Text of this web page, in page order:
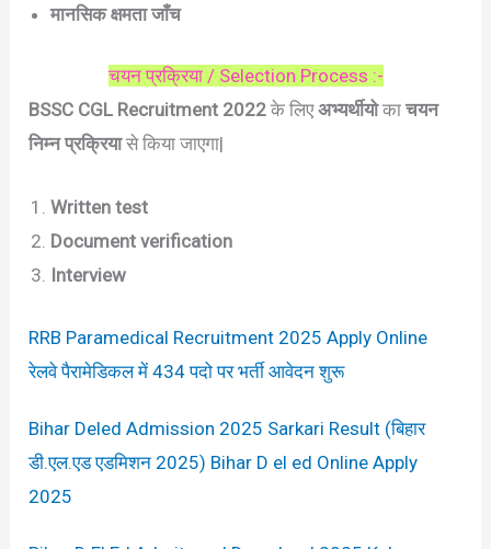
मानसिक क्षमता जाँच
चयन प्रक्रिया / Selection Process :-
BSSC CGL Recruitment 2022 के लिएअभ्यर्थीयोकाचयन
निम्न प्रक्रियासे किया जाएगा|
Written test
Document verification
Interview
RRB Paramedical Recruitment 2025 Apply Online
रेलवे पैरामेडिकल में 434 पदो पर भर्ती आवेदन शुरू
Bihar Deled Admission 2025 Sarkari Result (बिहार
डी.एल.एड एडमिशन 2025) Bihar D el ed Online Apply
2025